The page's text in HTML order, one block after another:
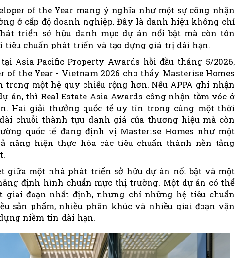
of the Year mang ý nghĩa như một sự công nhận
ở cấp độ doanh nghiệp. Đây là danh hiệu không chỉ
triển sở hữu danh mục dự án nổi bật mà còn tôn
chuẩn phát triển và tạo dựng giá trị dài hạn.
Asia Pacific Property Awards hồi đầu tháng 5/2026,
of the Year - Vietnam 2026 cho thấy Masterise Homes
trong một hệ quy chiếu rộng hơn. Nếu APPA ghi nhận
án, thì Real Estate Asia Awards công nhận tầm vóc ở
Hai giải thưởng quốc tế uy tín trong cùng một thời
chuỗi thành tựu danh giá của thương hiệu mà còn
quốc tế đang định vị Masterise Homes như một
năng hiện thực hóa các tiêu chuẩn thành nền tảng
giữa một nhà phát triển sở hữu dự án nổi bật và một
định hình chuẩn mực thị trường. Một dự án có thể
giai đoạn nhất định, nhưng chỉ những hệ tiêu chuẩn
sản phẩm, nhiều phân khúc và nhiều giai đoạn vận
niềm tin dài hạn.